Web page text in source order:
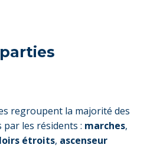
regroupent la majorité des
les résidents : marches,
étroits, ascenseur